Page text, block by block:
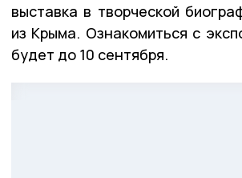
выставка в творческой
из Крыма. Ознакомиться с
будет до 10 сентября.